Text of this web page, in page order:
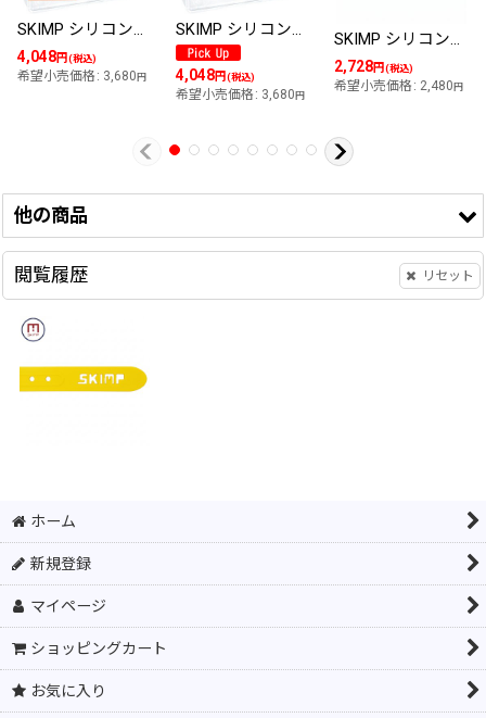
ルを取付けてご使用下さい。
カットした余分なベルトはキーリング
にも活用できま
す。
フリーサイズ : 長さ 約 135 cm , 幅 約 3.4 cm
素材／材
質
色 黄色 イエロー
ご注意事
項
ロットによってデザインが異なる場合がござい
了承ください。
変色の原因となります、直射日光、高温多湿、
その他
JANコード 4571448484302
SKIMP シリコンラバーベルト メンズ レディース 長さ約135cm 幅約3.4cm【橙色 オレンジ】
4,048円(税込)
希望小売価格: 3,680円
SKIMP シリコンラバーベルト メンズ レディース 長さ約135cm 幅約3.4cm【灰色 ライトグレー】
4,048円(税込)
希望小売価格: 3,680円
SKIMP シリコンラバーベルト ※帯のみ 単品販売 長さ約135cm 幅約3.4cm メール便可【橙色 オレンジ】
2,728円(税込)
希望小売価格: 2,480円
他の商品
希望小売価格: 450円
オプション選択
閲覧履歴 リセット
ホーム
新規登録
マイページ
ショッピングカート
お気に入り